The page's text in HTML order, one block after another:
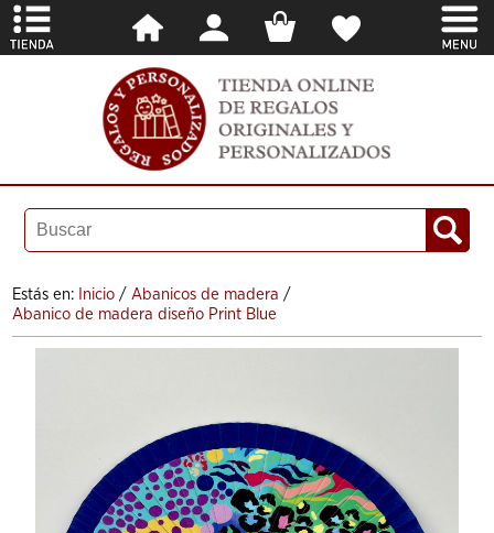
Estás en: Inicio / Abanicos de madera /
Abanico de madera diseño Print Blue